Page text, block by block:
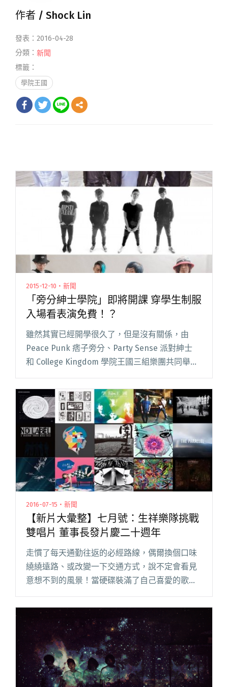
作者 / Shock Lin
發表：2016-04-28
分類： 新聞
標籤：
學院王國
2015-12-10・新聞
「旁分紳士學院」即將開課 穿學生制服
入場看表演免費！？
雖然其實已經開學很久了，但是沒有關係，由
Peace Punk 痞子旁分、Party Sense 派對紳士
和 College Kingdom 學院王國三組樂團共同舉辦
的「旁分紳士學院」12/15 才會開課！這場表演將
於週二夜晚在公館河岸留言開閱讀全文 "「旁分
紳士學院」即將開課 穿學生制服入場看表演免
費！？"
2016-07-15・新聞
【新片大彙整】七月號：生祥樂隊挑戰
雙唱片 董事長發片慶二十週年
走慣了每天通勤往返的必經路線，偶爾換個口味
繞繞遠路、或改變一下交通方式，說不定會看見
意想不到的風景！當硬碟裝滿了自己喜愛的歌
更不一樣的音樂餵養自己的耳朵？那就來聽聽平
常不太會接觸的作品吧！ 最近也有閱讀全文
"【新片大彙整】七月號：生祥樂隊挑戰雙唱片
董事長發片慶二十週年"